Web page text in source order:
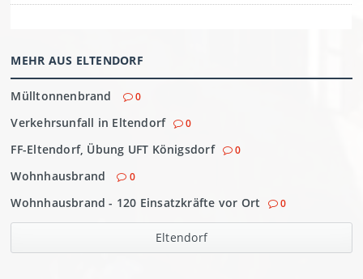
MEHR AUS ELTENDORF
Mülltonnenbrand 0
Verkehrsunfall in Eltendorf 0
FF-Eltendorf, Übung UFT Königsdorf 0
Wohnhausbrand 0
Wohnhausbrand - 120 Einsatzkräfte vor Ort 0
Eltendorf